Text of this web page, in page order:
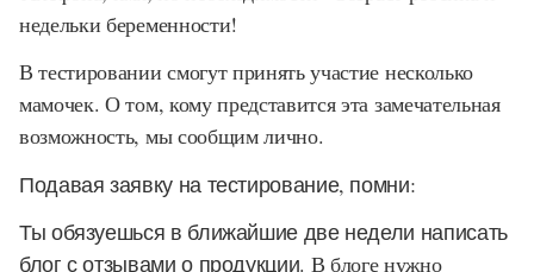
недельки беременности!
В тестировании смогут принять участие несколько
мамочек. О том, кому представится эта замечательная
возможность, мы сообщим лично.
Подавая заявку на тестирование, помни:
Ты обязуешься в ближайшие две недели написать
блог с отзывами о продукции. В блоге нужно